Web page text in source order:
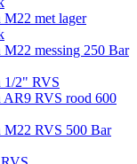
M22 met lager
messing 250 Bar
1/2" RVS
AR9 RVS rood 600
M22 RVS 500 Bar